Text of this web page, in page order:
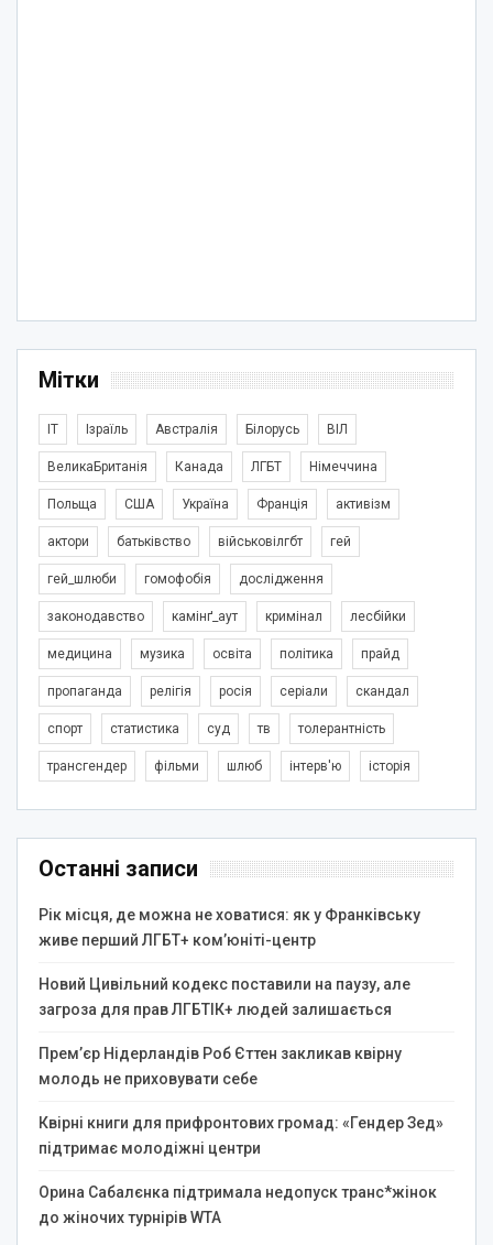
Мітки
IT Ізраїль Австралія Білорусь ВІЛ
ВеликаБританія Канада ЛГБТ Німеччина
Польща США Україна Франція активізм
актори батьківство військовілгбт гей
гей_шлюби гомофобія дослідження
законодавство камінґ_аут кримінал лесбійки
медицина музика освіта політика прайд
пропаганда релігія росія серіали скандал
спорт статистика суд тв толерантність
трансгендер фільми шлюб інтерв'ю історія
Останні записи
Рік місця, де можна не ховатися: як у Франківську
живе перший ЛГБТ+ ком’юніті-центр
Новий Цивільний кодекс поставили на паузу, але
загроза для прав ЛГБТІК+ людей залишається
Прем’єр Нідерландів Роб Єттен закликав квірну
молодь не приховувати себе
Квірні книги для прифронтових громад: «Гендер Зед»
підтримає молодіжні центри
Орина Сабалєнка підтримала недопуск транс*жінок
до жіночих турнірів WTA